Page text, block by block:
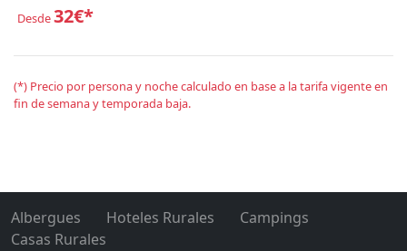
Desde32€*
(*) Precio por persona y noche calculado en base a la tarifa vigente en
fin de semana y temporada baja.
Albergues Hoteles Rurales
Campings
Casas Rurales